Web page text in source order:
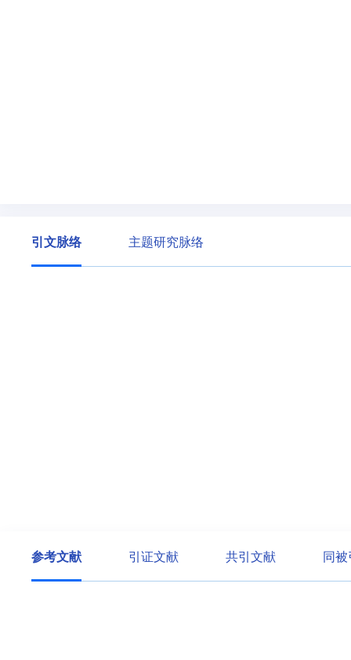
引文脉络 主题研究脉络
参考文献 引证文献 共引文献 同